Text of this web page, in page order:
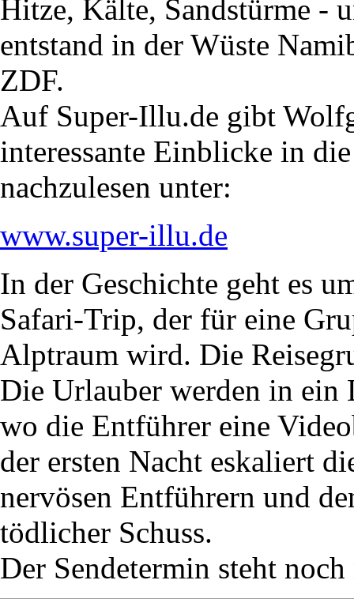
Hitze, Kälte, Sandstürme -
entstand in der Wüste
ZDF.
Auf Super-Illu.de gibt
interessante Einblicke in
nachzulesen unter:
www.super-illu.de
In der Geschichte geht es
Safari-Trip, der für eine
Alptraum wird. Die
Die Urlauber werden in ein
wo die Entführer eine
der ersten Nacht eskaliert
nervösen Entführern und
tödlicher Schuss.
Der Sendetermin steht